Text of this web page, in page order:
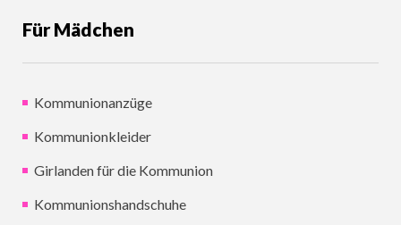
Für Mädchen
Kommunionanzüge
Kommunionkleider
Girlanden für die Kommunion
Kommunionshandschuhe